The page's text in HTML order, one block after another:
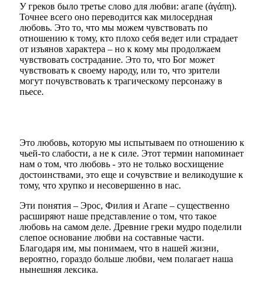
У греков было третье слово для любви: агапе (ἀγάπη).
Точнее всего оно переводится как милосердная
любовь. Это то, что мы можем чувствовать по
отношению к тому, кто плохо себя ведет или страдает
от изъянов характера – но к кому мы продолжаем
чувствовать сострадание. Это то, что Бог может
чувствовать к своему народу, или то, что зрители
могут почувствовать к трагическому персонажу в
пьесе.
Это любовь, которую мы испытываем по отношению к
чьей-то слабости, а не к силе. Этот термин напоминает
нам о том, что любовь - это не только восхищение
достоинствами, это еще и сочувствие и великодушие к
тому, что хрупко и несовершенно в нас.
Эти понятия – Эрос, Филия и Агапе – существенно
расширяют наше представление о том, что такое
любовь на самом деле. Древние греки мудро поделили
слепое основание любви на составные части.
Благодаря им, мы понимаем, что в нашей жизни,
вероятно, гораздо больше любви, чем полагает наша
нынешняя лексика.